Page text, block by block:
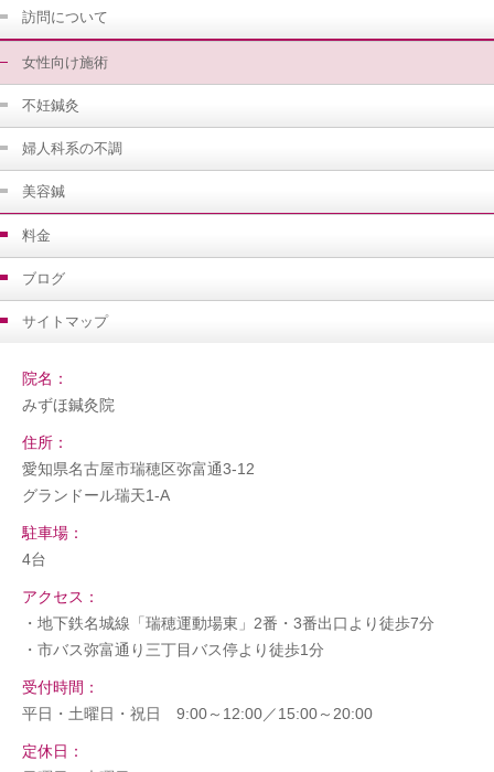
訪問について
女性向け施術
不妊鍼灸
婦人科系の不調
美容鍼
料金
ブログ
サイトマップ
院名：
みずほ鍼灸院
住所：
愛知県名古屋市瑞穂区弥富通3-12
グランドール瑞天1-A
駐車場：
4台
アクセス：
・地下鉄名城線「瑞穂運動場東」2番・3番出口より徒歩7分
・市バス弥富通り三丁目バス停より徒歩1分
受付時間：
平日・土曜日・祝日 9:00～12:00／15:00～20:00
定休日：